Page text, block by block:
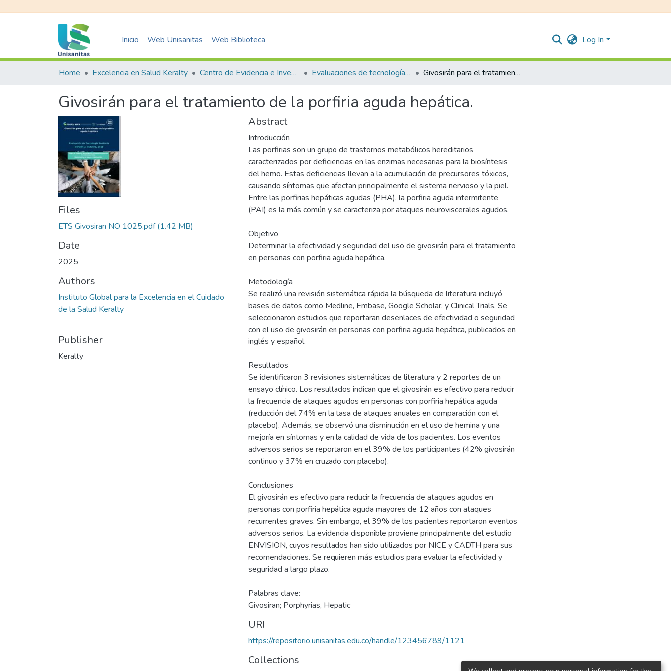
Inicio Web Unisanitas Web Biblioteca Log In
Home Excelencia en Salud Keralty Centro de Evidencia e Investigación para las Decisiones en Salud – CEIDS Evaluaciones de tecnología sanitaria Givosirán para el tratamiento de la porfiria aguda hepática.
Givosirán para el tratamiento de la porfiria aguda hepática.
Files
ETS Givosiran NO 1025.pdf(1.42 MB)
Date
2025
Authors
Instituto Global para la Excelencia en el Cuidado
de la Salud Keralty
Publisher
Keralty
Abstract
Introducción
Las porfirias son un grupo de trastornos metabólicos hereditarios
caracterizados por deficiencias en las enzimas necesarias para la biosíntesis
del hemo. Estas deficiencias llevan a la acumulación de precursores tóxicos,
causando síntomas que afectan principalmente el sistema nervioso y la piel.
Entre las porfirias hepáticas agudas (PHA), la porfiria aguda intermitente
(PAI) es la más común y se caracteriza por ataques neuroviscerales agudos.
Objetivo
Determinar la efectividad y seguridad del uso de givosirán para el tratamiento
en personas con porfiria aguda hepática.
Metodología
Se realizó una revisión sistemática rápida la búsqueda de literatura incluyó
bases de datos como Medline, Embase, Google Scholar, y Clinical Trials. Se
seleccionaron estudios que reportaran desenlaces de efectividad o seguridad
con el uso de givosirán en personas con porfiria aguda hepática, publicados en
inglés y español.
Resultados
Se identificaron 3 revisiones sistemáticas de literatura y 2 reportes de un
ensayo clínico. Los resultados indican que el givosirán es efectivo para reducir
la frecuencia de ataques agudos en personas con porfiria hepática aguda
(reducción del 74% en la tasa de ataques anuales en comparación con el
placebo). Además, se observó una disminución en el uso de hemina y una
mejoría en síntomas y en la calidad de vida de los pacientes. Los eventos
adversos serios se reportaron en el 39% de los participantes (42% givosirán
continuo y 37% en cruzado con placebo).
Conclusiones
El givosirán es efectivo para reducir la frecuencia de ataques agudos en
personas con porfiria hepática aguda mayores de 12 años con ataques
recurrentes graves. Sin embargo, el 39% de los pacientes reportaron eventos
adversos serios. La evidencia disponible proviene principalmente del estudio
ENVISION, cuyos resultados han sido utilizados por NICE y CADTH para sus
recomendaciones. Se requieren más estudios para evaluar la efectividad y
seguridad a largo plazo.
Palabras clave:
Givosiran; Porphyrias, Hepatic
URI
https://repositorio.unisanitas.edu.co/handle/123456789/1121
Collections